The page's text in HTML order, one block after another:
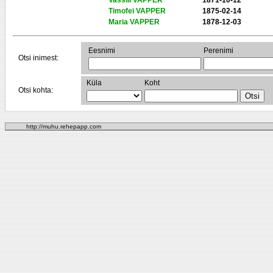
Timofei VAPPER
1875-02-14
Maria VAPPER
1878-12-03
Otsi inimest:
Eesnimi Perenimi
Otsi kohta:
Küla Koht
http://muhu.rehepapp.com